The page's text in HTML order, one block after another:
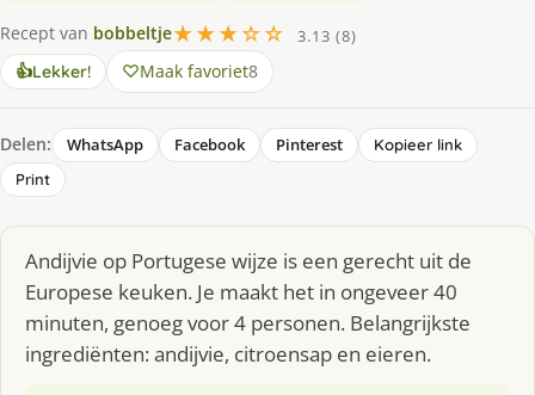
Recept van bobbeltje★★★☆☆
3.13 (8)
👍Lekker! Maak favoriet8
Delen: WhatsApp Facebook Pinterest
Kopieer link
Print
Andijvie op Portugese wijze is een gerecht uit de
Europese keuken. Je maakt het in ongeveer 40
minuten, genoeg voor 4 personen. Belangrijkste
ingrediënten: andijvie, citroensap en eieren.